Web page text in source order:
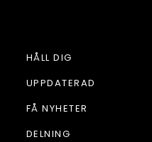
HÅLL DIG
UPPDATERAD
FÅ NYHETER
DELNING